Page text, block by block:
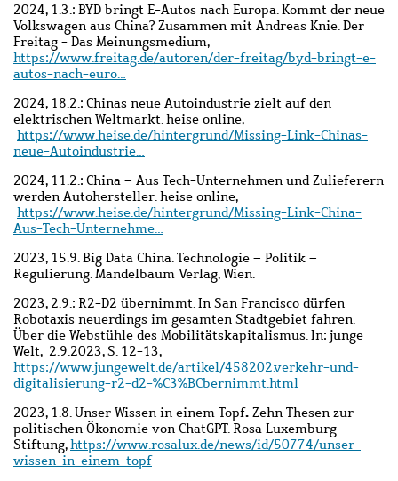
2024, 1.3.: BYD bringt E-Autos nach Europa. Kommt der neue
Volkswagen aus China? Zusammen mit Andreas Knie. Der
Freitag - Das Meinungsmedium,
https://www.freitag.de/autoren/der-freitag/byd-bringt-e-
autos-nach-euro…
2024, 18.2.: Chinas neue Autoindustrie zielt auf den
elektrischen Weltmarkt. heise online,
https://www.heise.de/hintergrund/Missing-Link-Chinas-
neue-Autoindustrie…
2024, 11.2.: China – Aus Tech-Unternehmen und Zulieferern
werden Autohersteller. heise online,
https://www.heise.de/hintergrund/Missing-Link-China-
Aus-Tech-Unternehme…
2023, 15.9. Big Data China. Technologie – Politik –
Regulierung. Mandelbaum Verlag, Wien.
2023, 2.9.: R2-D2 übernimmt. In San Francisco dürfen
Robotaxis neuerdings im gesamten Stadtgebiet fahren.
Über die Webstühle des Mobilitätskapitalismus. In: junge
Welt, 2.9.2023, S. 12-13,
https://www.jungewelt.de/artikel/458202.verkehr-und-
digitalisierung-r2-d2-%C3%BCbernimmt.html
2023, 1.8. Unser Wissen in einem Topf. Zehn Thesen zur
politischen Ökonomie von ChatGPT. Rosa Luxemburg
Stiftung,https://www.rosalux.de/news/id/50774/unser-
wissen-in-einem-topf